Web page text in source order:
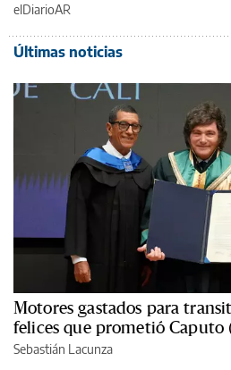
elDiarioAR
Últimas noticias
Motores gastados para
felices que prometió Caputo
Sebastián Lacunza